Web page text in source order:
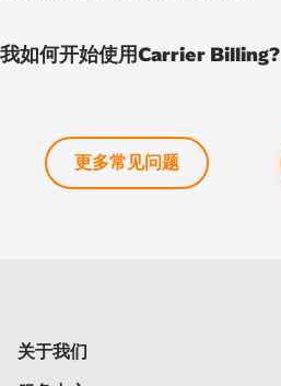
我如何开始使用Carrier Billing?
更多常见问题
关于我们